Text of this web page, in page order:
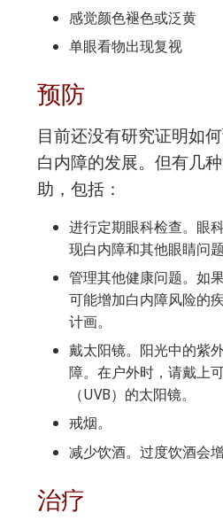
感觉颜色褪色或泛黄
单眼看物出现复视
预防
目前还没有研究证明如
白内障的发展。但有几
助，包括：
进行定期眼科检查。眼
现白内障和其他眼睛问题
管理其他健康问题。如
可能增加白内障风险的
计画。
戴太阳镜。阳光中的紫
障。在户外时，请戴上
（UVB）的太阳镜。
戒烟。
减少饮酒。过度饮酒会
治疗